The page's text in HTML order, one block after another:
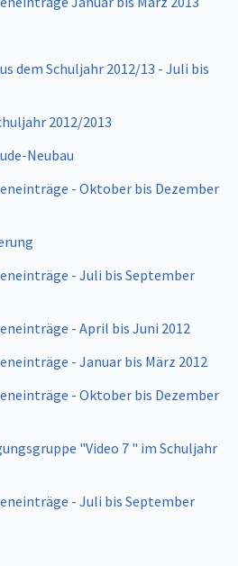
dem Schuljahr 2012/13 - Juli bis
2012/2013
Neubau
- Oktober bis Dezember
- Juli bis September
- April bis Juni 2012
- Januar bis März 2012
- Oktober bis Dezember
"Video 7 " im Schuljahr
- Juli bis September